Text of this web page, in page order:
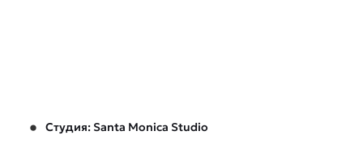
Студия: Santa Monica Studio